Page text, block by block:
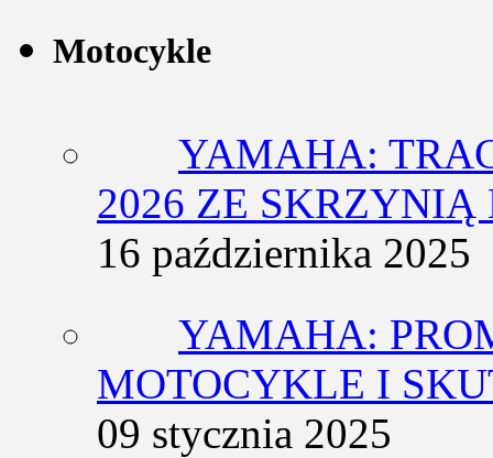
Motocykle
YAMAHA:
2026 ZE
16 października 2025
YAMAHA:
MOTOCYKLE I
09 stycznia 2025